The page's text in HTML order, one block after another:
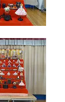
ブログ
るご質問